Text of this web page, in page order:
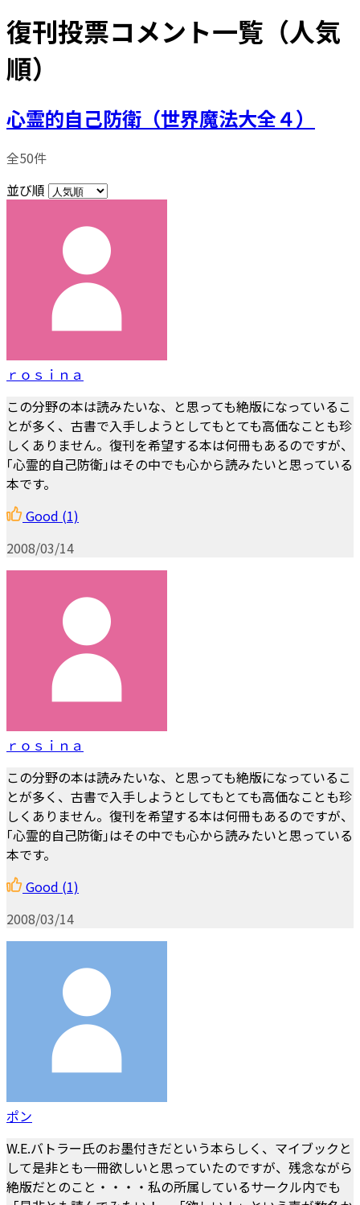
復刊投票コメント一覧（人気
順）
心霊的自己防衛（世界魔法大全４）
全50件
並び順
ｒｏｓｉｎａ
この分野の本は読みたいな、と思っても絶版になっているこ
とが多く、古書で入手しようとしてもとても高価なことも珍
しくありません。復刊を希望する本は何冊もあるのですが、
｢心霊的自己防衛｣はその中でも心から読みたいと思っている
本です。
Good (1)
2008/03/14
ｒｏｓｉｎａ
この分野の本は読みたいな、と思っても絶版になっているこ
とが多く、古書で入手しようとしてもとても高価なことも珍
しくありません。復刊を希望する本は何冊もあるのですが、
｢心霊的自己防衛｣はその中でも心から読みたいと思っている
本です。
Good (1)
2008/03/14
ポン
W.E.バトラー氏のお墨付きだという本らしく、マイブックと
して是非とも一冊欲しいと思っていたのですが、残念ながら
絶版だとのこと・・・・私の所属しているサークル内でも